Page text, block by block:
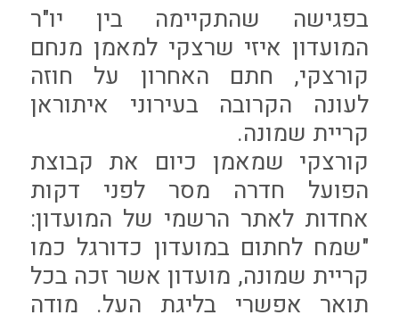
בפגישה שהתקיימה בין יו"ר
המועדון איזי שרצקי למאמן מנחם
קורצקי, חתם האחרון על חוזה
לעונה הקרובה בעירוני איתוראן
קריית שמונה.
קורצקי שמאמן כיום את קבוצת
הפועל חדרה מסר לפני דקות
אחדות לאתר הרשמי של המועדון:
"שמח לחתום במועדון כדורגל כמו
קריית שמונה, מועדון אשר זכה בכל
תואר אפשרי בליגת העל. מודה